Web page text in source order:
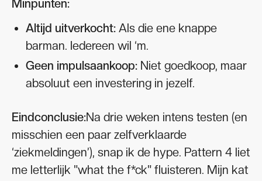
Minpunten:
Altijd uitverkocht: Als die ene knappe
barman. Iedereen wil ‘m.
Geen impulsaankoop: Niet goedkoop, maar
absoluut een investering in jezelf.
Eindconclusie:Na drie weken intens testen (en
misschien een paar zelfverklaarde
‘ziekmeldingen’), snap ik de hype. Pattern 4 liet
me letterlijk "what the f*ck" fluisteren. Mijn kat